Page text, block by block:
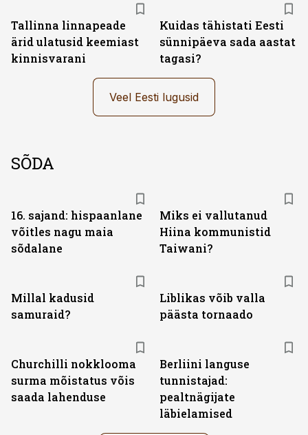
Tallinna linnapeade
ärid ulatusid keemiast
kinnisvarani
Kuidas tähistati Eesti
sünnipäeva sada aastat
tagasi?
Veel Eesti lugusid
SÕDA
16. sajand: hispaanlane
võitles nagu maia
sõdalane
Miks ei vallutanud
Hiina kommunistid
Taiwani?
Millal kadusid
samuraid?
Liblikas võib valla
päästa tornaado
Churchilli nokklooma
surma mõistatus võis
saada lahenduse
Berliini languse
tunnistajad:
pealtnägijate
läbielamised